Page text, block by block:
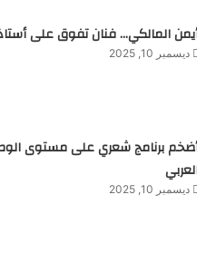
المالكي… فنان تفوق على
ديسمبر 10, 2025
برنامج شعري على مستوى
ديسمبر 10, 2025